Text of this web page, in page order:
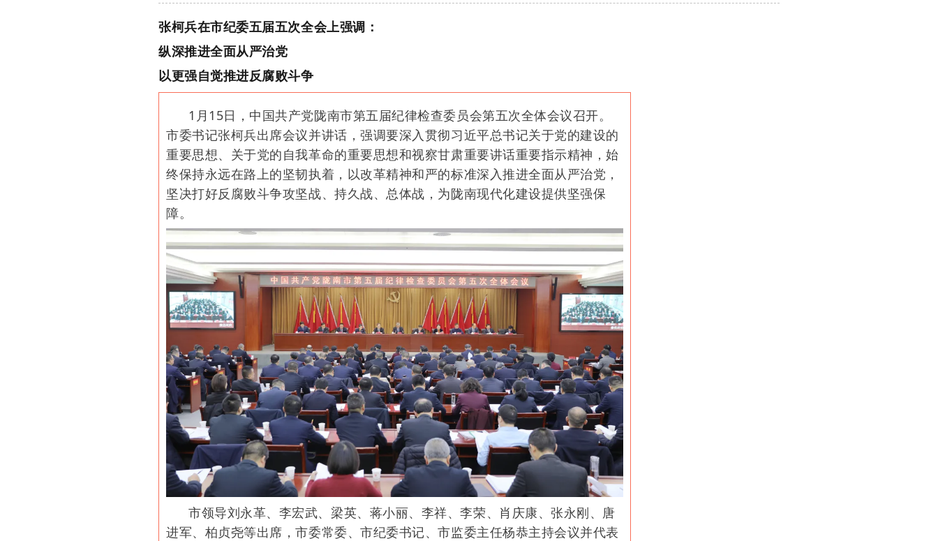
张柯兵在市纪委五届五次全会上强调：
纵深推进全面从严治党
以更强自觉推进反腐败斗争
1月15日，中国共产党陇南市第五届纪律检查委员会第五次全体会议召开。
市委书记张柯兵出席会议并讲话，强调要深入贯彻习近平总书记关于党的建设的
重要思想、关于党的自我革命的重要思想和视察甘肃重要讲话重要指示精神，始
终保持永远在路上的坚韧执着，以改革精神和严的标准深入推进全面从严治党，
坚决打好反腐败斗争攻坚战、持久战、总体战，为陇南现代化建设提供坚强保
障。
市领导刘永革、李宏武、梁英、蒋小丽、李祥、李荣、肖庆康、张永刚、唐
进军、柏贞尧等出席，市委常委、市纪委书记、市监委主任杨恭主持会议并代表